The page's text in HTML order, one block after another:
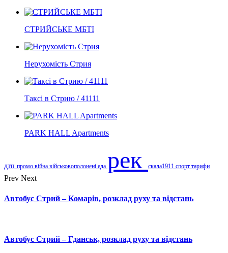
СТРИЙСЬКЕ МБТІ
Нерухомість Стрия
Таксі в Стрию / 41111
PARK HALL Apartments
дтп промо війна військовополонені еда рек скала1911 спорт тарифи
Prev Next
Автобус Стрий – Комарів, розклад руху та відстань
Автобус Стрий – Гданськ, розклад руху та відстань